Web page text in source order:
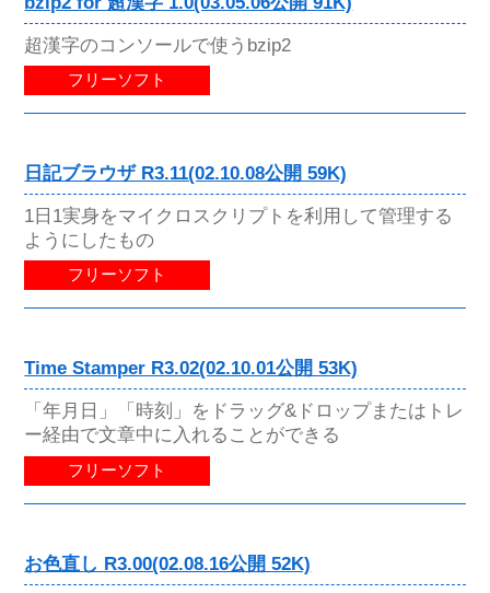
超漢字のコンソールで使うbzip2
フリーソフト
日記ブラウザ R3.11(02.10.08公開 59K)
1日1実身をマイクロスクリプトを利用して管理する
ようにしたもの
フリーソフト
Time Stamper R3.02(02.10.01公開 53K)
「年月日」「時刻」をドラッグ&ドロップまたはトレ
ー経由で文章中に入れることができる
フリーソフト
お色直し R3.00(02.08.16公開 52K)